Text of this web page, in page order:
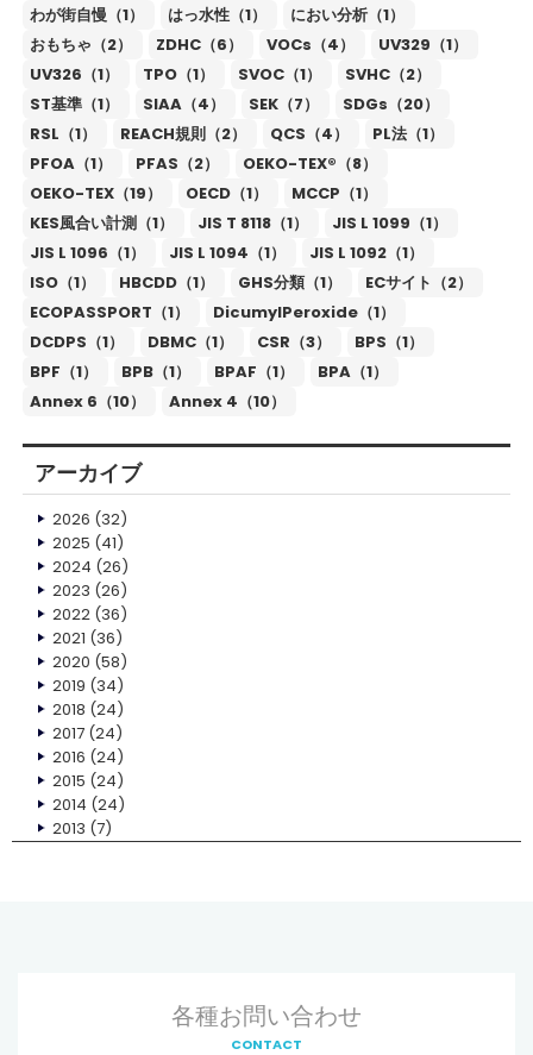
わが街自慢（1）
はっ水性（1）
におい分析（1）
おもちゃ（2）
ZDHC（6） VOCs（4）
UV329（1）
UV326（1）
TPO（1） SVOC（1）
SVHC（2）
ST基準（1）
SIAA（4） SEK（7）
SDGs（20）
RSL（1）
REACH規則（2） QCS（4）
PL法（1）
PFOA（1）
PFAS（2）
OEKO-TEX®（8）
OEKO-TEX（19）
OECD（1）
MCCP（1）
KES風合い計測（1）
JIS T 8118（1）
JIS L 1099（1）
JIS L 1096（1）
JIS L 1094（1）
JIS L 1092（1）
ISO（1）
HBCDD（1） GHS分類（1）
ECサイト（2）
ECOPASSPORT（1）
DicumylPeroxide（1）
DCDPS（1）
DBMC（1） CSR（3）
BPS（1）
BPF（1）
BPB（1） BPAF（1）
BPA（1）
Annex 6（10）
Annex 4（10）
アーカイブ
2026 (32)
2025 (41)
2024 (26)
2023 (26)
2022(36)
2021 (36)
2020 (58)
2019 (34)
2018 (24)
2017(24)
2016 (24)
2015 (24)
2014 (24)
2013 (7)
各種お問い合わせ
CONTACT